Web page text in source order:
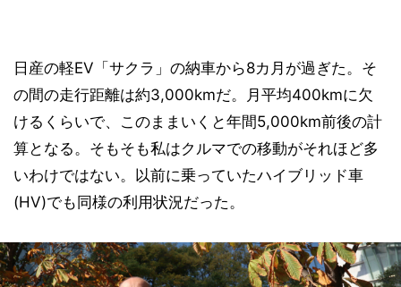
日産の軽EV「サクラ」の納車から8カ月が過ぎた。そ
の間の走行距離は約3,000kmだ。月平均400kmに欠
けるくらいで、このままいくと年間5,000km前後の計
算となる。そもそも私はクルマでの移動がそれほど多
いわけではない。以前に乗っていたハイブリッド車
(HV)でも同様の利用状況だった。